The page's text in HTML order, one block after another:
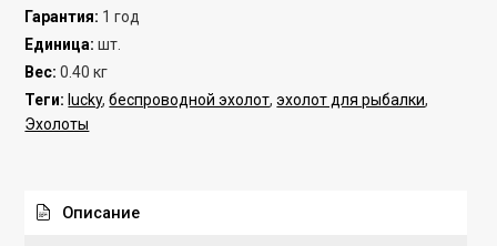
Гарантия: 1 год
Единица: шт.
Вес: 0.40 кг
Теги: lucky,беспроводной эхолот,эхолот для рыбалки,
Эхолоты
Описание